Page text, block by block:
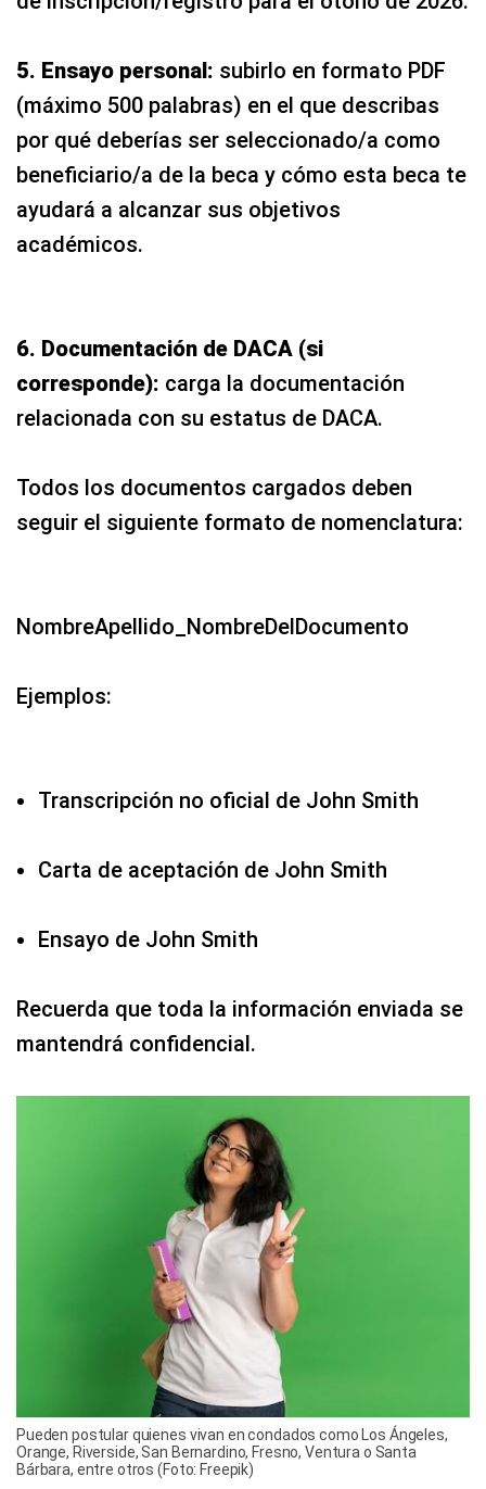
5. Ensayo personal: subirlo en formato PDF
(máximo 500 palabras) en el que describas
por qué deberías ser seleccionado/a como
beneficiario/a de la beca y cómo esta beca te
ayudará a alcanzar sus objetivos
académicos.
6. Documentación de DACA (si
corresponde): carga la documentación
relacionada con su estatus de DACA.
Todos los documentos cargados deben
seguir el siguiente formato de nomenclatura:
NombreApellido_NombreDelDocumento
Ejemplos:
Transcripción no oficial de John Smith
Carta de aceptación de John Smith
Ensayo de John Smith
Recuerda que toda la información enviada se
mantendrá confidencial.
Pueden postular quienes vivan en condados como Los Ángeles,
Orange, Riverside, San Bernardino, Fresno, Ventura o Santa
Bárbara, entre otros (Foto: Freepik)